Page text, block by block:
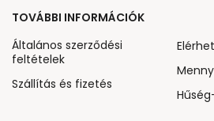
TOVÁBBI INFORMÁCIÓK
Általános szerződési
feltételek
Szállítás és fizetés